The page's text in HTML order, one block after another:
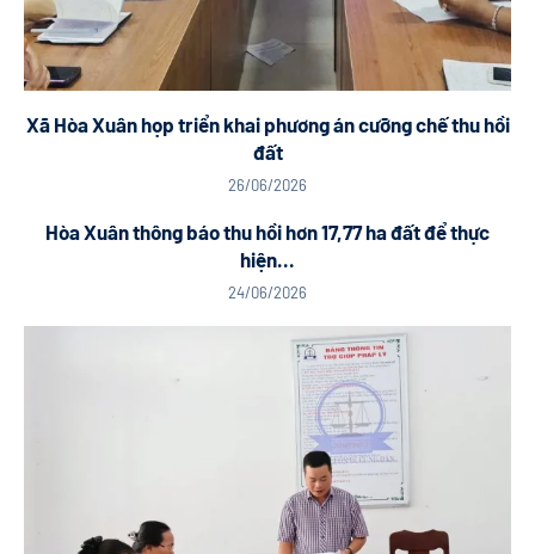
Xã Hòa Xuân họp triển khai phương án cưỡng chế thu hồi
đất
26/06/2026
Hòa Xuân thông báo thu hồi hơn 17,77 ha đất để thực
hiện...
24/06/2026